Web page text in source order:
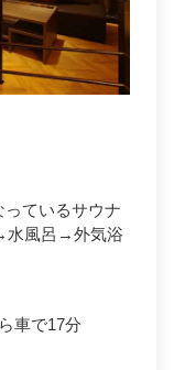
ているサウナ
水風呂→外気浴
車で17分